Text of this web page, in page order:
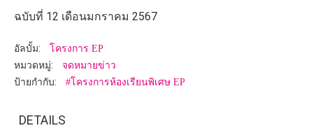
ฉบับที่ 12 เดือนมกราคม 2567
อัลบั้ม: โครงการ EP
หมวดหมู่: จดหมายข่าว
ป้ายกำกับ: #โครงการห้องเรียนพิเศษ EP
DETAILS